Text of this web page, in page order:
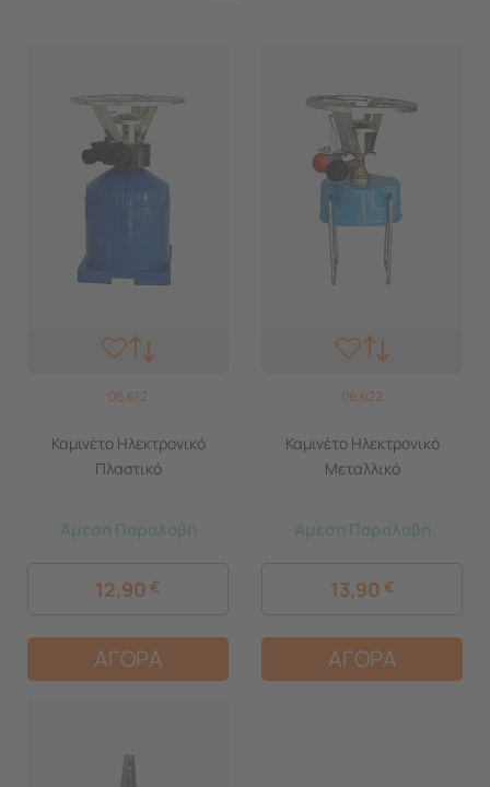
06.612
Καμινέτο Ηλεκτρονικό
Πλαστικό
Άμεση Παραλαβή
12,90 €
ΑΓΟΡΑ
06.622
Καμινέτο Ηλεκτρονικό
Μεταλλικό
Άμεση Παραλαβή
13,90 €
ΑΓΟΡΑ